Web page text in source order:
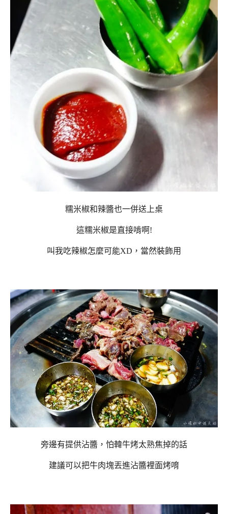
糯米椒和辣醬也一併送上桌
這糯米椒是直接啃啊!
叫我吃辣椒怎麼可能XD，當然裝飾用
旁邊有提供沾醬，怕韓牛烤太熟焦掉的話
建議可以把牛肉塊丟進沾醬裡面烤唷